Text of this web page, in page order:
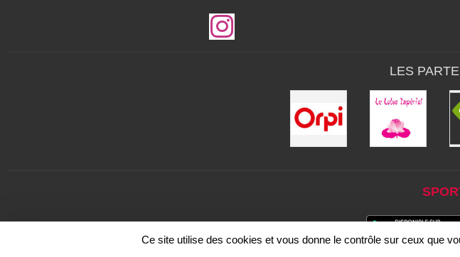
LES
Ce site utilise des cookies et vous donne le contrôle sur ceux que